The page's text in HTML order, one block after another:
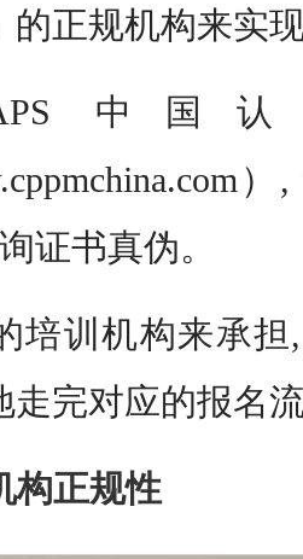
的正规机构来实
中国
证书真伪。
培训机构来承
走完对应的报名
构正规性